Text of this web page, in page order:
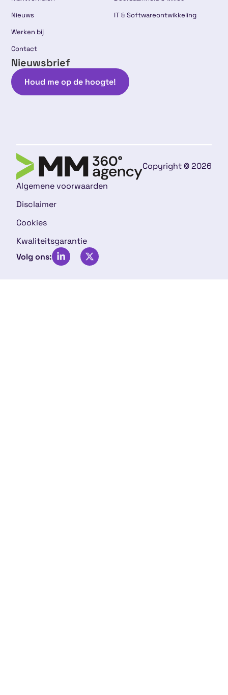
Nieuws
Werken bij
Contact
IT & Softwareontwikkeling
Nieuwsbrief
Houd me op de hoogte!
Copyright © 2026
Algemene voorwaarden
Disclaimer
Cookies
Kwaliteitsgarantie
Volg ons: